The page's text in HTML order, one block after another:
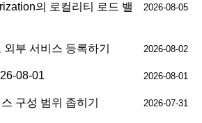
의 로컬리티 로드 밸
2026-08-05
부 서비스 등록하기 2026-08-02
08-01 2026-08-01
구성 범위 좁히기 2026-07-31